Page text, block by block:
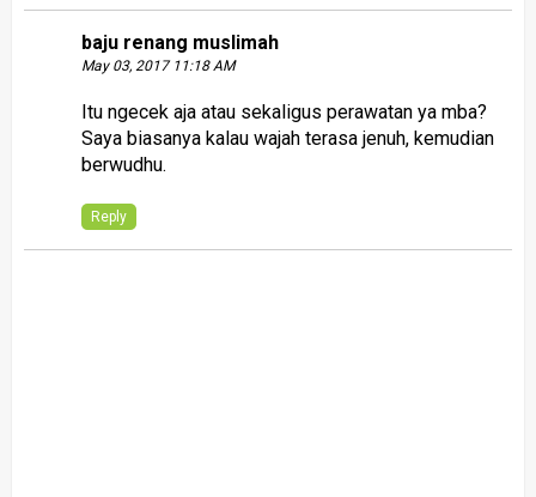
baju renang muslimah
May 03, 2017 11:18 AM
Itu ngecek aja atau sekaligus perawatan ya mba?
Saya biasanya kalau wajah terasa jenuh, kemudian
berwudhu.
Reply